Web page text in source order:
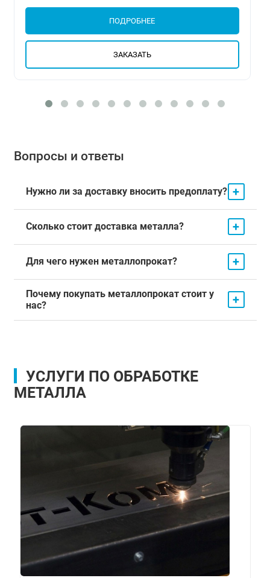
ПОДРОБНЕЕ
ЗАКАЗАТЬ
Вопросы и ответы
Нужно ли за доставку вносить предоплату? +
Сколько стоит доставка металла? +
Для чего нужен металлопрокат? +
Почему покупать металлопрокат стоит у
нас?
+
УСЛУГИ ПО ОБРАБОТКЕ
МЕТАЛЛА